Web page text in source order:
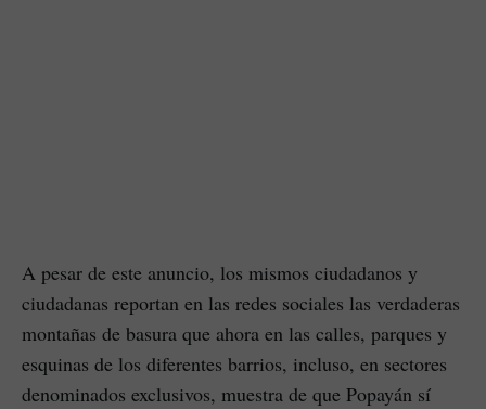
A pesar de este anuncio, los mismos ciudadanos y
ciudadanas reportan en las redes sociales las verdaderas
montañas de basura que ahora en las calles, parques y
esquinas de los diferentes barrios, incluso, en sectores
denominados exclusivos, muestra de que Popayán sí